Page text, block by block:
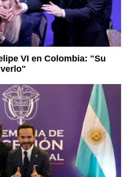
VI en Colombia: "Su